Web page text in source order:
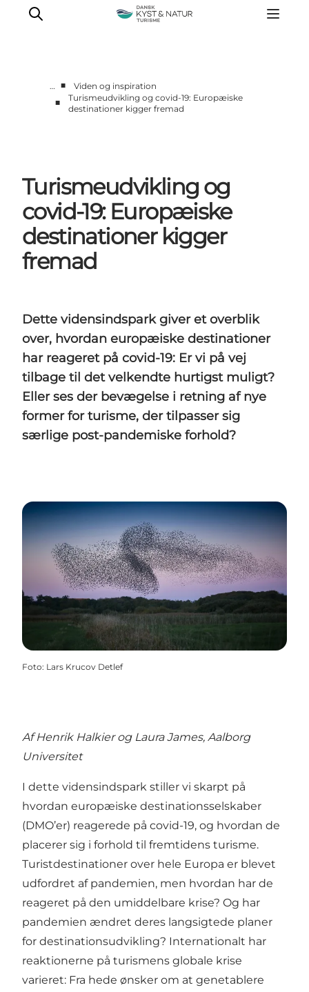
Viden og inspiration
… ■
Viden og inspiration
■
Turismeudvikling og covid-19: Europæiske
destinationer kigger fremad
Turismeudvikling og
covid-19: Europæiske
destinationer kigger
fremad
Dette vidensindspark giver et overblik
over, hvordan europæiske destinationer
har reageret på covid-19: Er vi på vej
tilbage til det velkendte hurtigst muligt?
Eller ses der bevægelse i retning af nye
former for turisme, der tilpasser sig
særlige post-pandemiske forhold?
Foto: Lars Krucov Detlef
Af Henrik Halkier og Laura James, Aalborg
Universitet
I dette vidensindspark stiller vi skarpt på
hvordan europæiske destinationsselskaber
(DMO’er) reagerede på covid-19, og hvordan de
placerer sig i forhold til fremtidens turisme.
Turistdestinationer over hele Europa er blevet
udfordret af pandemien, men hvordan har de
reageret på den umiddelbare krise? Og har
pandemien ændret deres langsigtede planer
for destinationsudvikling? Internationalt har
reaktionerne på turismens globale krise
varieret: Fra hede ønsker om at genetablere